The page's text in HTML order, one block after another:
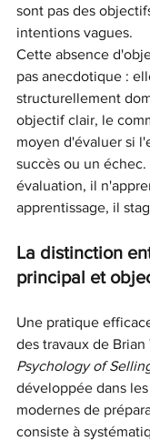
sont pas des
intentions vagues.
Cette absence
pas anecdotique :
structurellement
objectif clair, le
moyen d'évaluer si
succès ou un échec.
évaluation, il
apprentissage, il
La distinction
principal et
Une pratique
des travaux de Brian
Psychology of
développée dans
modernes de
consiste à